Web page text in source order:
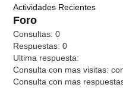
Actividades Recientes
Foro
Consultas: 0
Respuestas: 0
Ultima respuesta:
Consulta con mas visitas:
Consulta con mas